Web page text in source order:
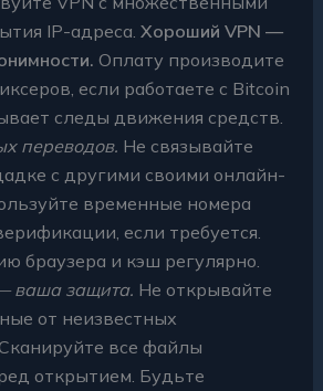
IP-адреса. Хороший VPN —
Оплату производите
если работаете с Bitcoin
следы движения средств.
переводов. Не связывайте
с другими своими онлайн-
временные номера
если требуется.
браузера и кэш регулярно.
ваша защита. Не открывайте
от неизвестных
все файлы
открытием. Будьте